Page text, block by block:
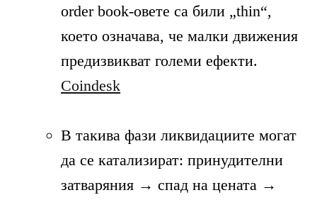
order book-овете са били „thin“,
което означава, че малки движения
предизвикват големи ефекти.
Coindesk
В такива фази ликвидациите могат
да се катализират: принудителни
затваряния → спад на цената →